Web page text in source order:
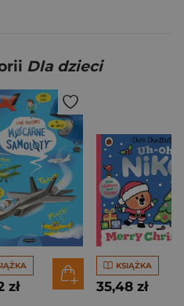
Dla dzieci
zł
KSIĄŻKA
35,48 zł